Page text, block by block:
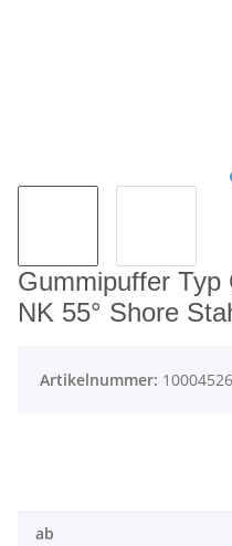
Gummipuffer
NK 55° Shore
Artikelnummer: 10004526
ab